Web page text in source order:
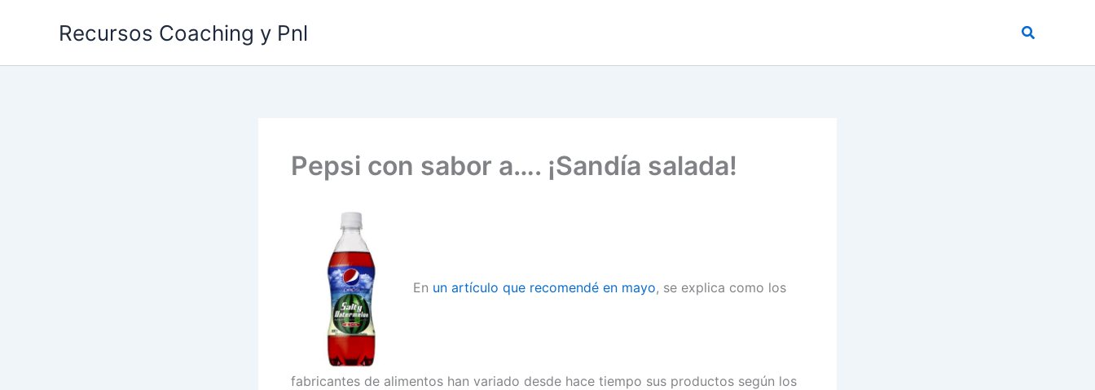
Recursos Coaching y Pnl Buscar
Pepsi con sabor a…. ¡Sandía salada!
En un artículo que recomendé en mayo, se explica como los
fabricantes de alimentos han variado desde hace tiempo sus productos según los